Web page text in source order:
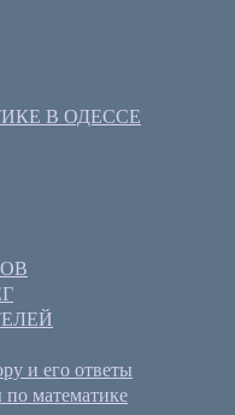
В ОДЕССЕ
и его ответы
математике